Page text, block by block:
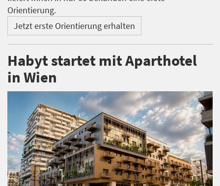
Orientierung.
Jetzt erste Orientierung erhalten
Habyt startet mit Aparthotel
in Wien